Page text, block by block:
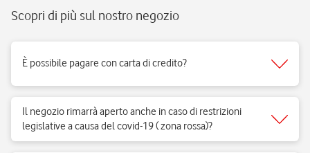
Scopri di più sul nostro negozio
È possibile pagare con carta di credito?
Il negozio rimarrà aperto anche in caso di restrizioni
legislative a causa del covid-19 ( zona rossa)?